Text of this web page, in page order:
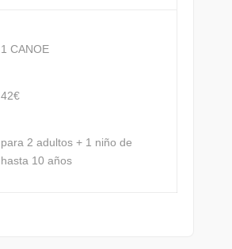
1 CANOE
42€
para 2 adultos + 1 niño de
hasta 10 años